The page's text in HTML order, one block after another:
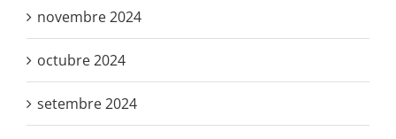
novembre 2024
octubre 2024
setembre 2024